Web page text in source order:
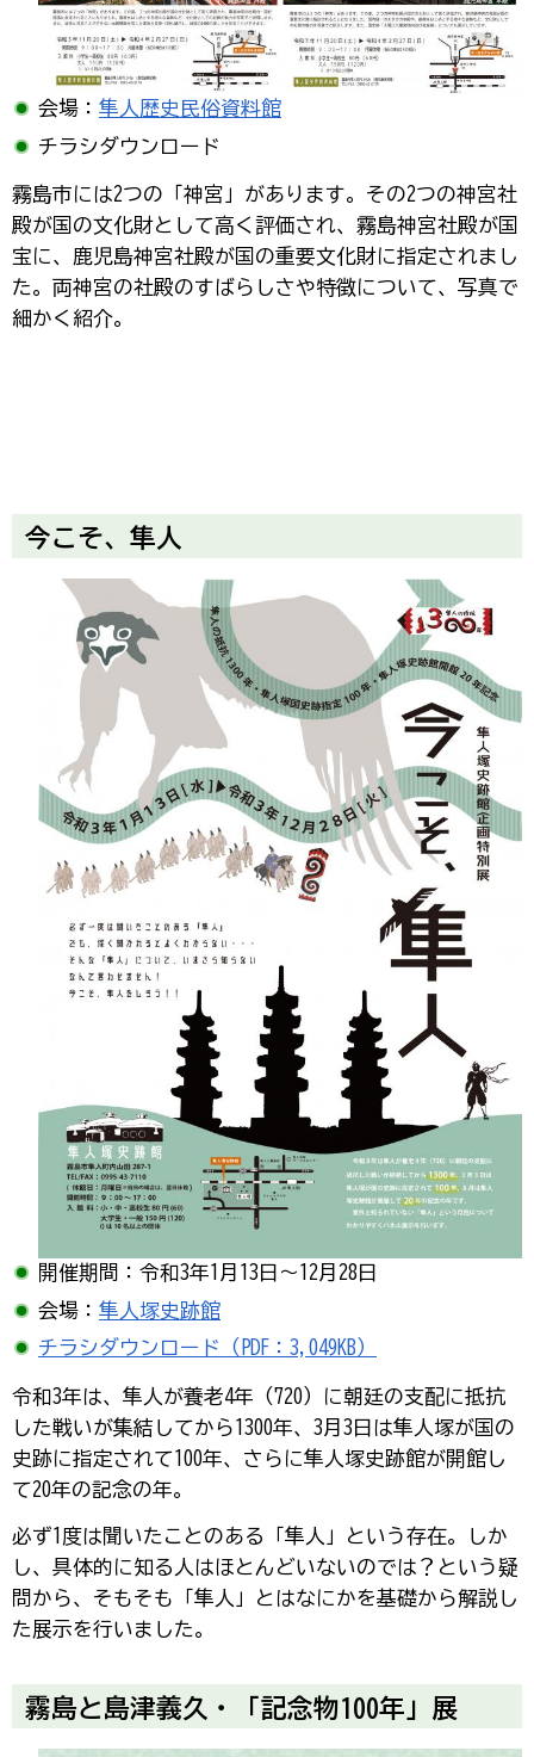
会場： 隼人歴史民俗資料館
チラシダウンロード
霧島市には2つの「神宮」があります。その2つの神宮社
殿が国の文化財として高く評価され、霧島神宮社殿が国
宝に、鹿児島神宮社殿が国の重要文化財に指定されまし
た。両神宮の社殿のすばらしさや特徴について、写真で
細かく紹介。
今こそ、隼人
開催期間：令和3年1月13日～12月28日
会場： 隼人塚史跡館
チラシダウンロード（PDF：3,049KB）
令和3年は、隼人が養老4年（720）に朝廷の支配に抵抗
した戦いが集結してから1300年、3月3日は隼人塚が国の
史跡に指定されて100年、さらに隼人塚史跡館が開館し
て20年の記念の年。
必ず1度は聞いたことのある「隼人」という存在。しか
し、具体的に知る人はほとんどいないのでは？という疑
問から、そもそも「隼人」とはなにかを基礎から解説し
た展示を行いました。
霧島と島津義久・「記念物100年」展